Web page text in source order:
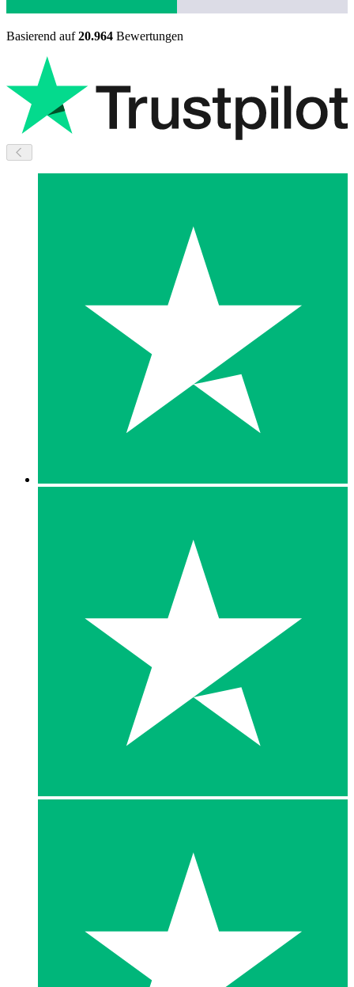
Basierend auf20.964 Bewertungen